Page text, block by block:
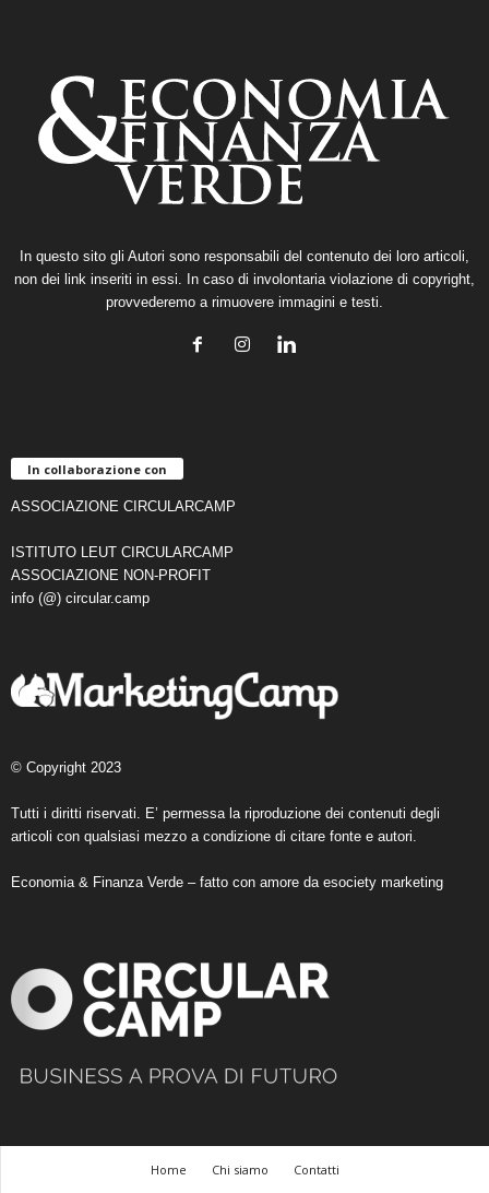
In questo sito gli Autori sono responsabili del contenuto dei loro articoli,
non dei link inseriti in essi. In caso di involontaria violazione di copyright,
provvederemo a rimuovere immagini e testi.
In collaborazione con
ASSOCIAZIONE CIRCULARCAMP
ISTITUTO LEUT CIRCULARCAMP
ASSOCIAZIONE NON-PROFIT
info (@) circular.camp
© Copyright 2023
Tutti i diritti riservati. E’ permessa la riproduzione dei contenuti degli
articoli con qualsiasi mezzo a condizione di citare fonte e autori.
Economia & Finanza Verde – fatto con amore da esociety marketing
Home Chi siamo Contatti